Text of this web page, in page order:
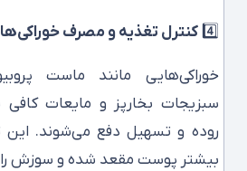
4️⃣ کنترل تغذیه و مصرف
خوراکی‌هایی مانند ماست
سبزیجات بخارپز و مایعات
روده و تسهیل دفع می‌شوند. این
بیشتر پوست مقعد شده و سوزش